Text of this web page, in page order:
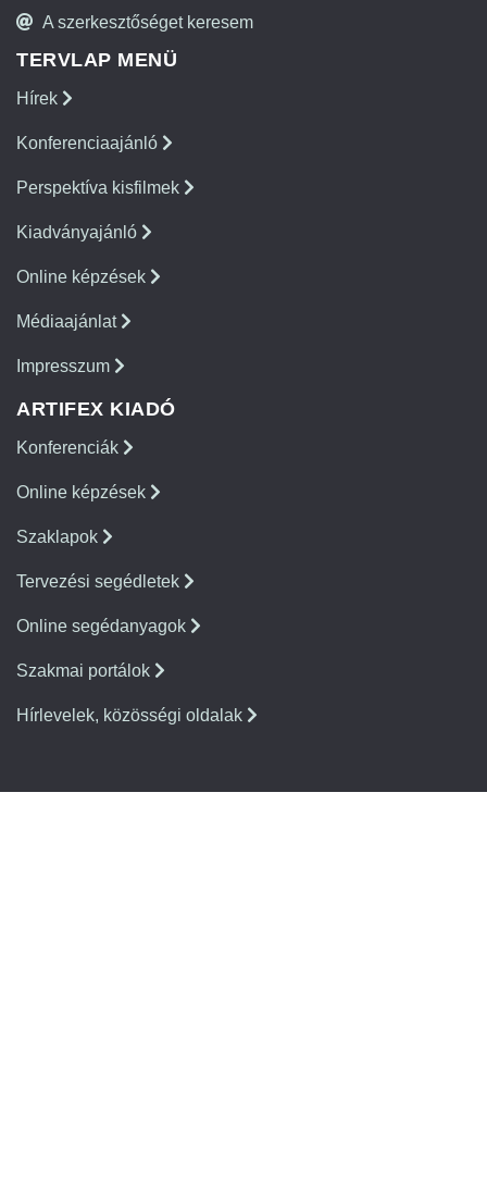
A szerkesztőséget keresem
TERVLAP MENÜ
Hírek
Konferenciaajánló
Perspektíva kisfilmek
Kiadványajánló
Online képzések
Médiaajánlat
Impresszum
ARTIFEX KIADÓ
Konferenciák
Online képzések
Szaklapok
Tervezési segédletek
Online segédanyagok
Szakmai portálok
Hírlevelek, közösségi oldalak